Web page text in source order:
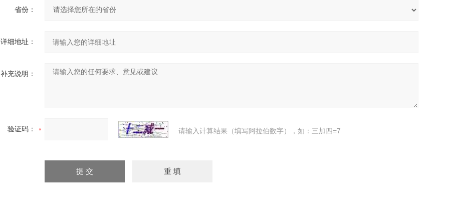
省份：
详细地址：
补充说明：
验证码： 请输入计算结果（填写阿拉伯数字），如：三加四=7